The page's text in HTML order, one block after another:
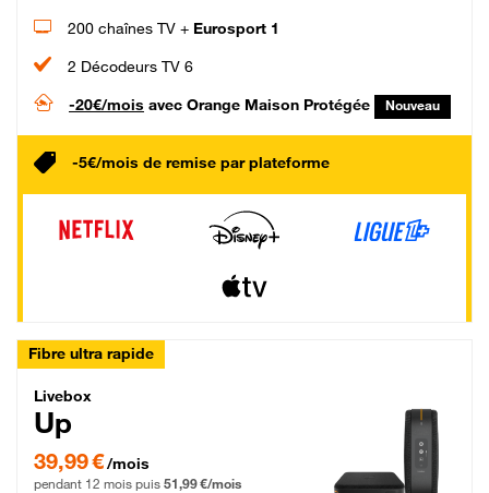
200 chaînes TV + Eurosport 1
2 Décodeurs TV 6
-20€/mois avec Orange Maison Protégée Nouveau
-5€/mois de remise par plateforme
Fibre ultra rapide
Livebox Up Fibre
Livebox
Up
39,99 € par mois pendant 12 mois puis 51,99 € par mois, Engagement 12 mois
39,99 €/mois
pendant 12 mois puis 51,99 €/mois